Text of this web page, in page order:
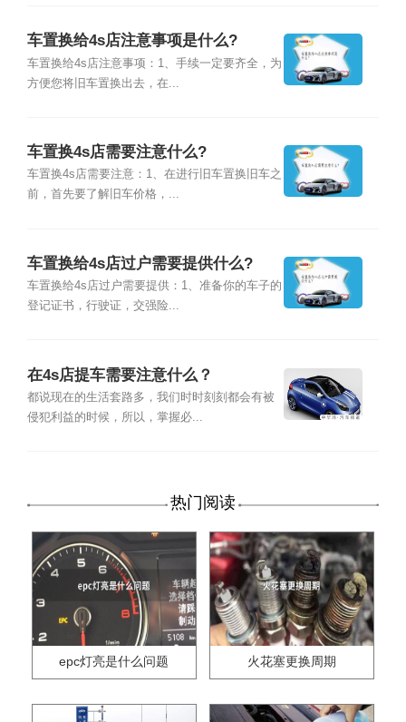
车置换给4s店注意事项是什么?
车置换给4s店注意事项：1、手续一定要齐全，为
方便您将旧车置换出去，在...
车置换4s店需要注意什么?
车置换4s店需要注意：1、在进行旧车置换旧车之
前，首先要了解旧车价格，...
车置换给4s店过户需要提供什么?
车置换给4s店过户需要提供：1、准备你的车子的
登记证书，行驶证，交强险...
在4s店提车需要注意什么？
都说现在的生活套路多，我们时时刻刻都会有被
侵犯利益的时候，所以，掌握必...
热门阅读
epc灯亮是什么问题 火花塞更换周期